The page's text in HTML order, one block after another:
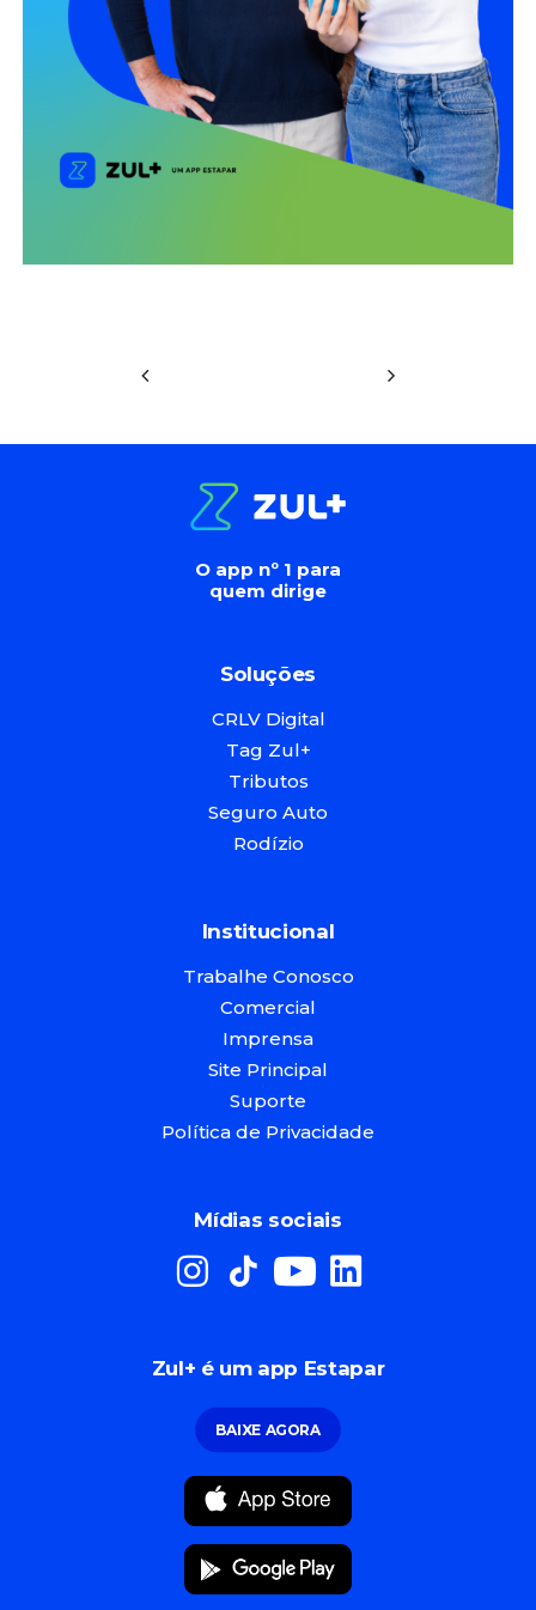
O app nº 1 para
quem dirige
Soluções
CRLV Digital
Tag Zul+
Tributos
Seguro Auto
Rodízio
Institucional
Trabalhe Conosco
Comercial
Imprensa
Site Principal
Suporte
Política de Privacidade
Mídias sociais
Zul+ é um app Estapar
BAIXE AGORA